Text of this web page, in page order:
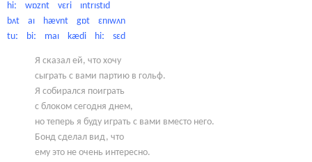
hiː wɒznt vɛri ɪntrɪstɪd
bʌt aɪ hævnt gɒt ɛnɪwʌn
tuː biː maɪ kædi hiː sɛd
Я сказал ей, что хочу
сыграть с вами партию в гольф.
Я собирался поиграть
с блоком сегодня днем,
но теперь я буду играть с вами вместо него.
Бонд сделал вид, что
ему это не очень интересно.